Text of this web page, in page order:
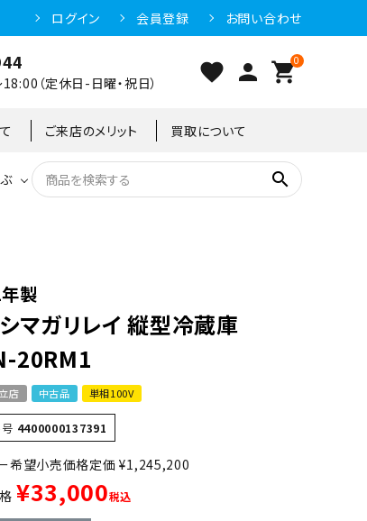
ログイン 会員登録 お問い合わせ
（定休日-日曜・祝日） favorite person 0
shopping_cart
ご来店のメリット 買取について
冷凍ストッカー
ゆで麺機
製菓・製パン機器
95kg
search
製
マガリレイ 縦型冷蔵庫
20RM1
店 中古品 単相100V
4400000137391
定価 ¥1,245,200
¥33,000税込